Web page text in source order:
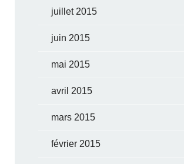
juillet 2015
juin 2015
mai 2015
avril 2015
mars 2015
février 2015